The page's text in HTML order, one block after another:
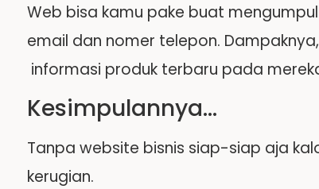
Web bisa kamu pake buat
email dan nomer telepon.
informasi produk terbaru pada
Kesimpulannya…
Tanpa website bisnis siap-siap aja
kerugian.